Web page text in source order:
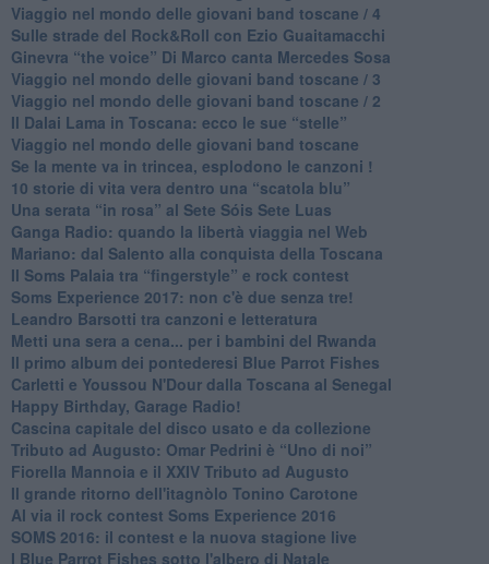
Viaggio nel mondo delle giovani band toscane / 4
Sulle strade del Rock&Roll con Ezio Guaitamacchi
​Ginevra “the voice” Di Marco canta Mercedes Sosa
Viaggio nel mondo delle giovani band toscane / 3
​Viaggio nel mondo delle giovani band toscane / 2
Il Dalai Lama in Toscana: ecco le sue “stelle”
Viaggio nel mondo delle giovani band toscane
Se la mente va in trincea, esplodono le canzoni !
​10 storie di vita vera dentro una “scatola blu”
​Una serata “in rosa” al Sete Sóis Sete Luas
Ganga Radio: quando la libertà viaggia nel Web
Mariano: dal Salento alla conquista della Toscana
​Il Soms Palaia tra “fingerstyle” e rock contest
Soms Experience 2017: non c'è due senza tre!
​Leandro Barsotti tra canzoni e letteratura
​Metti una sera a cena... per i bambini del Rwanda
​Il primo album dei pontederesi Blue Parrot Fishes
Carletti e Youssou N'Dour dalla Toscana al Senegal
Happy Birthday, Garage Radio!
​Cascina capitale del disco usato e da collezione
Tributo ad Augusto: Omar Pedrini è “Uno di noi”
​Fiorella Mannoia e il XXIV Tributo ad Augusto
Il grande ritorno dell'itagnòlo Tonino Carotone
​Al via il rock contest Soms Experience 2016
​SOMS 2016: il contest e la nuova stagione live
I Blue Parrot Fishes sotto l'albero di Natale